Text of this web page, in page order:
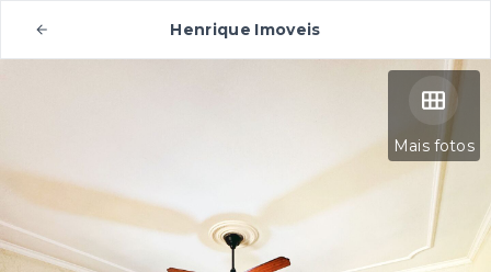
Henrique Imoveis
Mais fotos